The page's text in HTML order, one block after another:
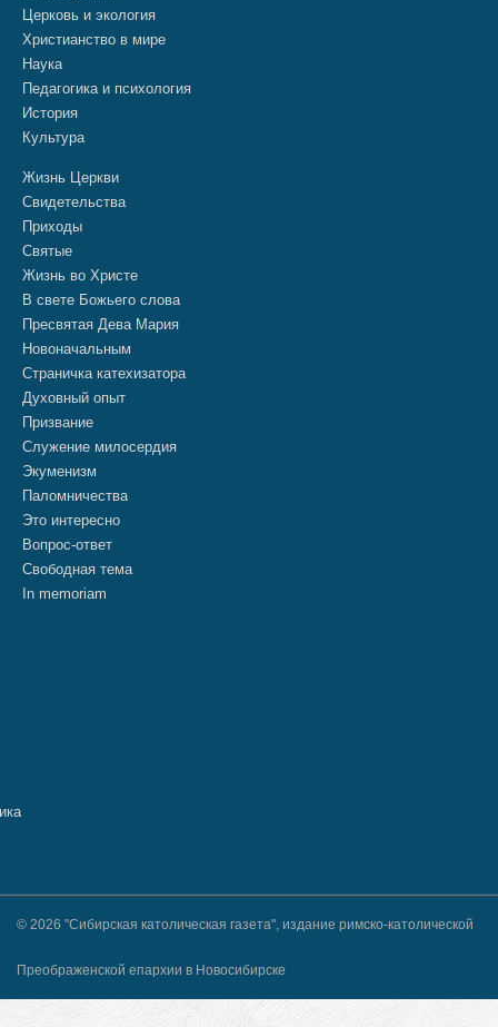
Церковь и экология
Христианство в мире
Наука
Педагогика и психология
История
Культура
Жизнь Церкви
Свидетельства
Приходы
Святые
Жизнь во Христе
В свете Божьего слова
Пресвятая Дева Мария
Новоначальным
Страничка катехизатора
Духовный опыт
Призвание
Служение милосердия
Экуменизм
Паломничества
Это интересно
Вопрос-ответ
Свободная тема
In memoriam
© 2026 "Сибирская католическая газета", издание римско-католической
Преображенской епархии в Новосибирске